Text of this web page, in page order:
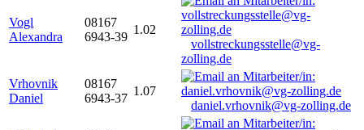
Vogl
Alexandra
08167
6943-39
1.02
vollstreckungsstelle@vg-
zolling.de
Vrhovnik
Daniel
08167
6943-37
1.07
daniel.vrhovnik@vg-zolling.de